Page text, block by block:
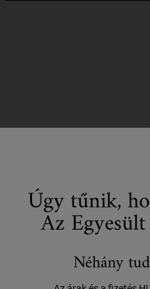
Úgy tűnik,
Az
Néhány